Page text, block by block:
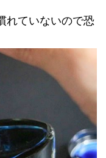
れていないので恐